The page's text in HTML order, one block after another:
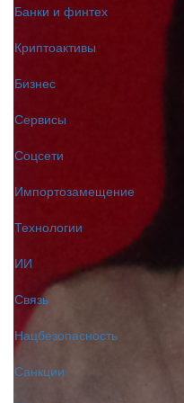
Банки и финтех
Криптоактивы
Бизнес
Сервисы
Соцсети
Импортозамещение
Технологии
ИИ
Связь
Нацбезопасность
Санкции